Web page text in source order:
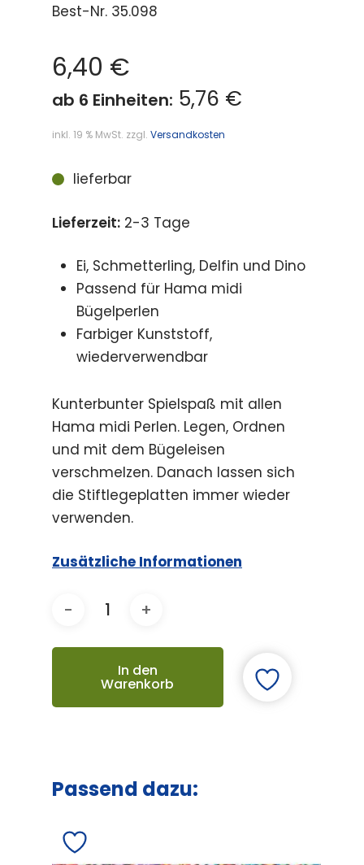
Best-Nr. 35.098
6,40 €
ab 6 Einheiten: 5,76 €
inkl. 19 % MwSt. zzgl. Versandkosten
lieferbar
Lieferzeit: 2-3 Tage
Ei, Schmetterling, Delfin und Dino
Passend für Hama midi
Bügelperlen
Farbiger Kunststoff,
wiederverwendbar
Kunterbunter Spielspaß mit allen
Hama midi Perlen. Legen, Ordnen
und mit dem Bügeleisen
verschmelzen. Danach lassen sich
die Stiftlegeplatten immer wieder
verwenden.
Zusätzliche Informationen
In den
Warenkorb
Passend dazu: